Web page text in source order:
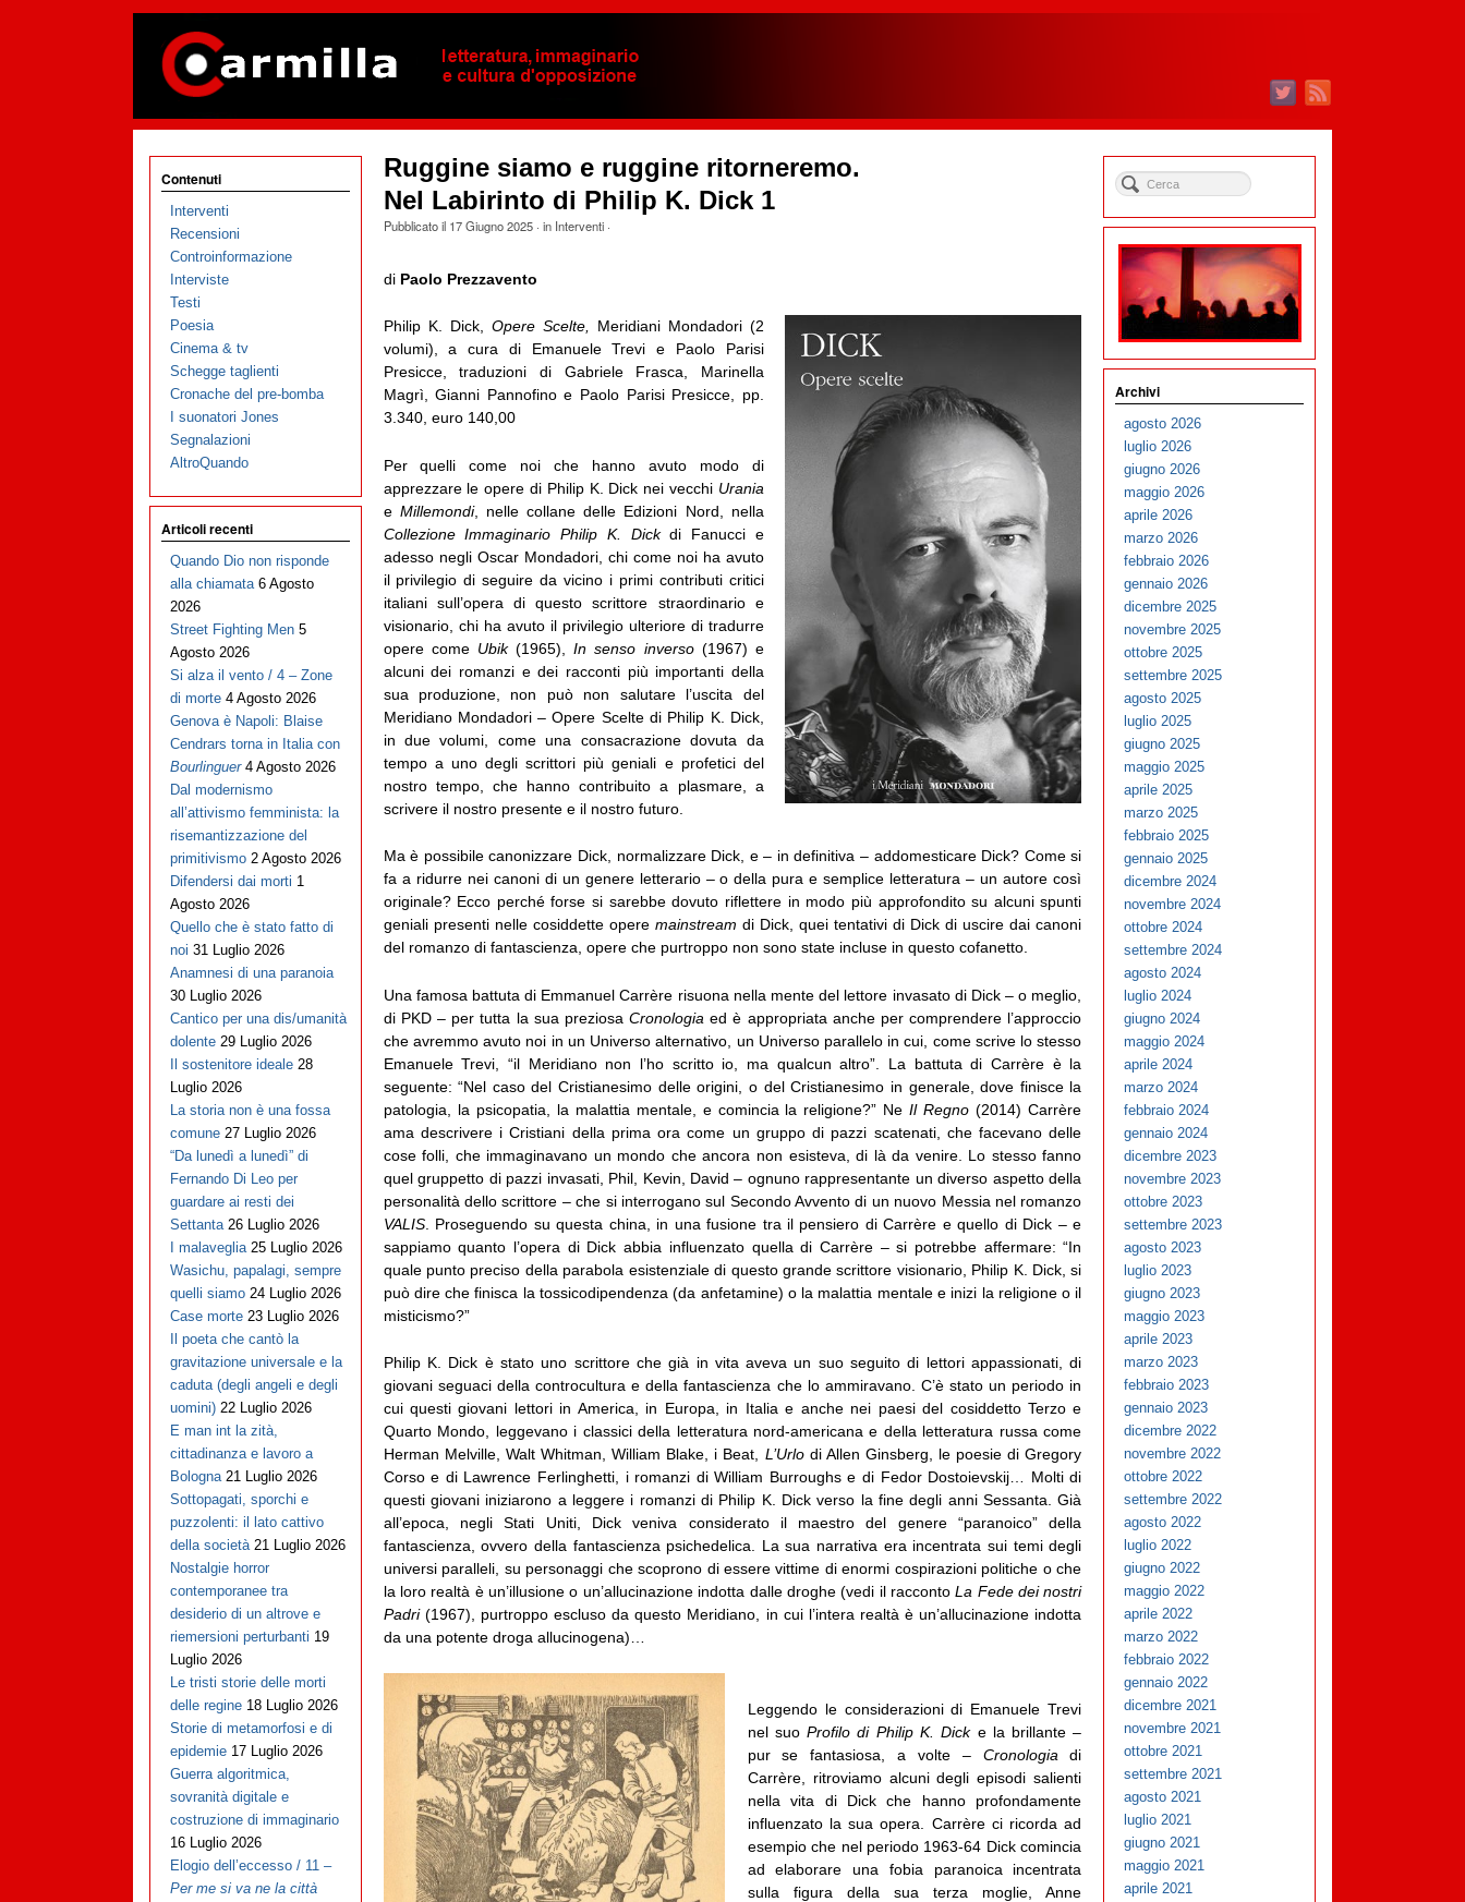
Ruggine siamo e ruggine ritorneremo.
Nel Labirinto di Philip K. Dick 1
Pubblicato il 17 Giugno 2025· in Interventi·
di Paolo Prezzavento
Philip K. Dick, Opere Scelte, Meridiani Mondadori (2
volumi), a cura di Emanuele Trevi e Paolo Parisi
Presicce, traduzioni di Gabriele Frasca, Marinella
Magrì, Gianni Pannofino e Paolo Parisi Presicce, pp.
3.340, euro 140,00
Per quelli come noi che hanno avuto modo di
apprezzare le opere di Philip K. Dick nei vecchi Urania
e Millemondi, nelle collane delle Edizioni Nord, nella
Collezione Immaginario Philip K. Dickdi Fanucci e
adesso negli Oscar Mondadori, chi come noi ha avuto
il privilegio di seguire da vicino i primi contributi critici
italiani sull’opera di questo scrittore straordinario e
visionario, chi ha avuto il privilegio ulteriore di tradurre
opere come Ubik(1965),In senso inverso (1967) e
alcuni dei romanzi e dei racconti più importanti della
sua produzione, non può non salutare l’uscita del
Meridiano Mondadori – Opere Scelte di Philip K. Dick,
in due volumi, come una consacrazione dovuta da
tempo a uno degli scrittori più geniali e profetici del
nostro tempo, che hanno contribuito a plasmare, a
scrivere il nostro presente e il nostro futuro.
Ma è possibile canonizzare Dick, normalizzare Dick, e – in definitiva – addomesticare Dick? Come si
fa a ridurre nei canoni di un genere letterario – o della pura e semplice letteratura – un autore così
originale? Ecco perché forse si sarebbe dovuto riflettere in modo più approfondito su alcuni spunti
geniali presenti nelle cosiddette opere mainstream di Dick, quei tentativi di Dick di uscire dai canoni
del romanzo di fantascienza, opere che purtroppo non sono state incluse in questo cofanetto.
Una famosa battuta di Emmanuel Carrère risuona nella mente del lettore invasato di Dick – o meglio,
di PKD – per tutta la sua preziosaCronologia ed è appropriata anche per comprendere l’approccio
che avremmo avuto noi in un Universo alternativo, un Universo parallelo in cui, come scrive lo stesso
Emanuele Trevi, “il Meridiano non l’ho scritto io, ma qualcun altro”. La battuta di Carrère è la
seguente: “Nel caso del Cristianesimo delle origini, o del Cristianesimo in generale, dove finisce la
patologia, la psicopatia, la malattia mentale, e comincia la religione?” NeIl Regno (2014) Carrère
ama descrivere i Cristiani della prima ora come un gruppo di pazzi scatenati, che facevano delle
cose folli, che immaginavano un mondo che ancora non esisteva, di là da venire. Lo stesso fanno
quel gruppetto di pazzi invasati, Phil, Kevin, David – ognuno rappresentante un diverso aspetto della
personalità dello scrittore – che si interrogano sul Secondo Avvento di un nuovo Messia nel romanzo
VALIS. Proseguendo su questa china, in una fusione tra il pensiero di Carrère e quello di Dick – e
sappiamo quanto l’opera di Dick abbia influenzato quella di Carrère – si potrebbe affermare: “In
quale punto preciso della parabola esistenziale di questo grande scrittore visionario, Philip K. Dick, si
può dire che finisca la tossicodipendenza (da anfetamine) o la malattia mentale e inizi la religione o il
misticismo?”
Philip K. Dick è stato uno scrittore che già in vita aveva un suo seguito di lettori appassionati, di
giovani seguaci della controcultura e della fantascienza che lo ammiravano. C’è stato un periodo in
cui questi giovani lettori in America, in Europa, in Italia e anche nei paesi del cosiddetto Terzo e
Quarto Mondo, leggevano i classici della letteratura nord-americana e della letteratura russa come
Herman Melville, Walt Whitman, William Blake, i Beat, L’Urlodi Allen Ginsberg, le poesie di Gregory
Corso e di Lawrence Ferlinghetti, i romanzi di William Burroughs e di Fedor Dostoievskij… Molti di
questi giovani iniziarono a leggere i romanzi di Philip K. Dick verso la fine degli anni Sessanta. Già
all’epoca, negli Stati Uniti, Dick veniva considerato il maestro del genere “paranoico” della
fantascienza, ovvero della fantascienza psichedelica. La sua narrativa era incentrata sui temi degli
universi paralleli, su personaggi che scoprono di essere vittime di enormi cospirazioni politiche o che
la loro realtà è un’illusione o un’allucinazione indotta dalle droghe (vedi il raccontoLa Fede dei nostri
Padri (1967), purtroppo escluso da questo Meridiano, in cui l’intera realtà è un’allucinazione indotta
da una potente droga allucinogena)…
Leggendo le considerazioni di Emanuele Trevi
nel suoProfilo di Philip K. Dick e la brillante –
pur se fantasiosa, a volte – Cronologiadi
Carrère, ritroviamo alcuni degli episodi salienti
nella vita di Dick che hanno profondamente
influenzato la sua opera. Carrère ci ricorda ad
esempio che nel periodo 1963-64 Dick comincia
ad elaborare una fobia paranoica incentrata
sulla figura della sua terza moglie, Anne
Contenuti
Interventi
Recensioni
Controinformazione
Interviste
Testi
Poesia
Cinema & tv
Schegge taglienti
Cronache del pre-bomba
I suonatori Jones
Segnalazioni
AltroQuando
Articoli recenti
Quando Dio non risponde
alla chiamata 6 Agosto
2026
Street Fighting Men 5
Agosto 2026
Si alza il vento / 4 – Zone
di morte 4 Agosto 2026
Genova è Napoli: Blaise
Cendrars torna in Italia con
Bourlinguer 4 Agosto 2026
Dal modernismo
all’attivismo femminista: la
risemantizzazione del
primitivismo 2 Agosto 2026
Difendersi dai morti 1
Agosto 2026
Quello che è stato fatto di
noi 31 Luglio 2026
Anamnesi di una paranoia
30 Luglio 2026
Cantico per una dis/umanità
dolente 29 Luglio 2026
Il sostenitore ideale 28
Luglio 2026
La storia non è una fossa
comune 27 Luglio 2026
“Da lunedì a lunedì” di
Fernando Di Leo per
guardare ai resti dei
Settanta 26 Luglio 2026
I malaveglia 25 Luglio 2026
Wasichu, papalagi, sempre
quelli siamo 24 Luglio 2026
Case morte 23 Luglio 2026
Il poeta che cantò la
gravitazione universale e la
caduta (degli angeli e degli
uomini) 22 Luglio 2026
E man int la zità,
cittadinanza e lavoro a
Bologna 21 Luglio 2026
Sottopagati, sporchi e
puzzolenti: il lato cattivo
della società 21 Luglio 2026
Nostalgie horror
contemporanee tra
desiderio di un altrove e
riemersioni perturbanti 19
Luglio 2026
Le tristi storie delle morti
delle regine 18 Luglio 2026
Storie di metamorfosi e di
epidemie 17 Luglio 2026
Guerra algoritmica,
sovranità digitale e
costruzione di immaginario
16 Luglio 2026
Elogio dell’eccesso / 11 –
Per me si va ne la città
Archivi
agosto 2026
luglio 2026
giugno 2026
maggio 2026
aprile 2026
marzo 2026
febbraio 2026
gennaio 2026
dicembre 2025
novembre 2025
ottobre 2025
settembre 2025
agosto 2025
luglio 2025
giugno 2025
maggio 2025
aprile 2025
marzo 2025
febbraio 2025
gennaio 2025
dicembre 2024
novembre 2024
ottobre 2024
settembre 2024
agosto 2024
luglio 2024
giugno 2024
maggio 2024
aprile 2024
marzo 2024
febbraio 2024
gennaio 2024
dicembre 2023
novembre 2023
ottobre 2023
settembre 2023
agosto 2023
luglio 2023
giugno 2023
maggio 2023
aprile 2023
marzo 2023
febbraio 2023
gennaio 2023
dicembre 2022
novembre 2022
ottobre 2022
settembre 2022
agosto 2022
luglio 2022
giugno 2022
maggio 2022
aprile 2022
marzo 2022
febbraio 2022
gennaio 2022
dicembre 2021
novembre 2021
ottobre 2021
settembre 2021
agosto 2021
luglio 2021
giugno 2021
maggio 2021
aprile 2021